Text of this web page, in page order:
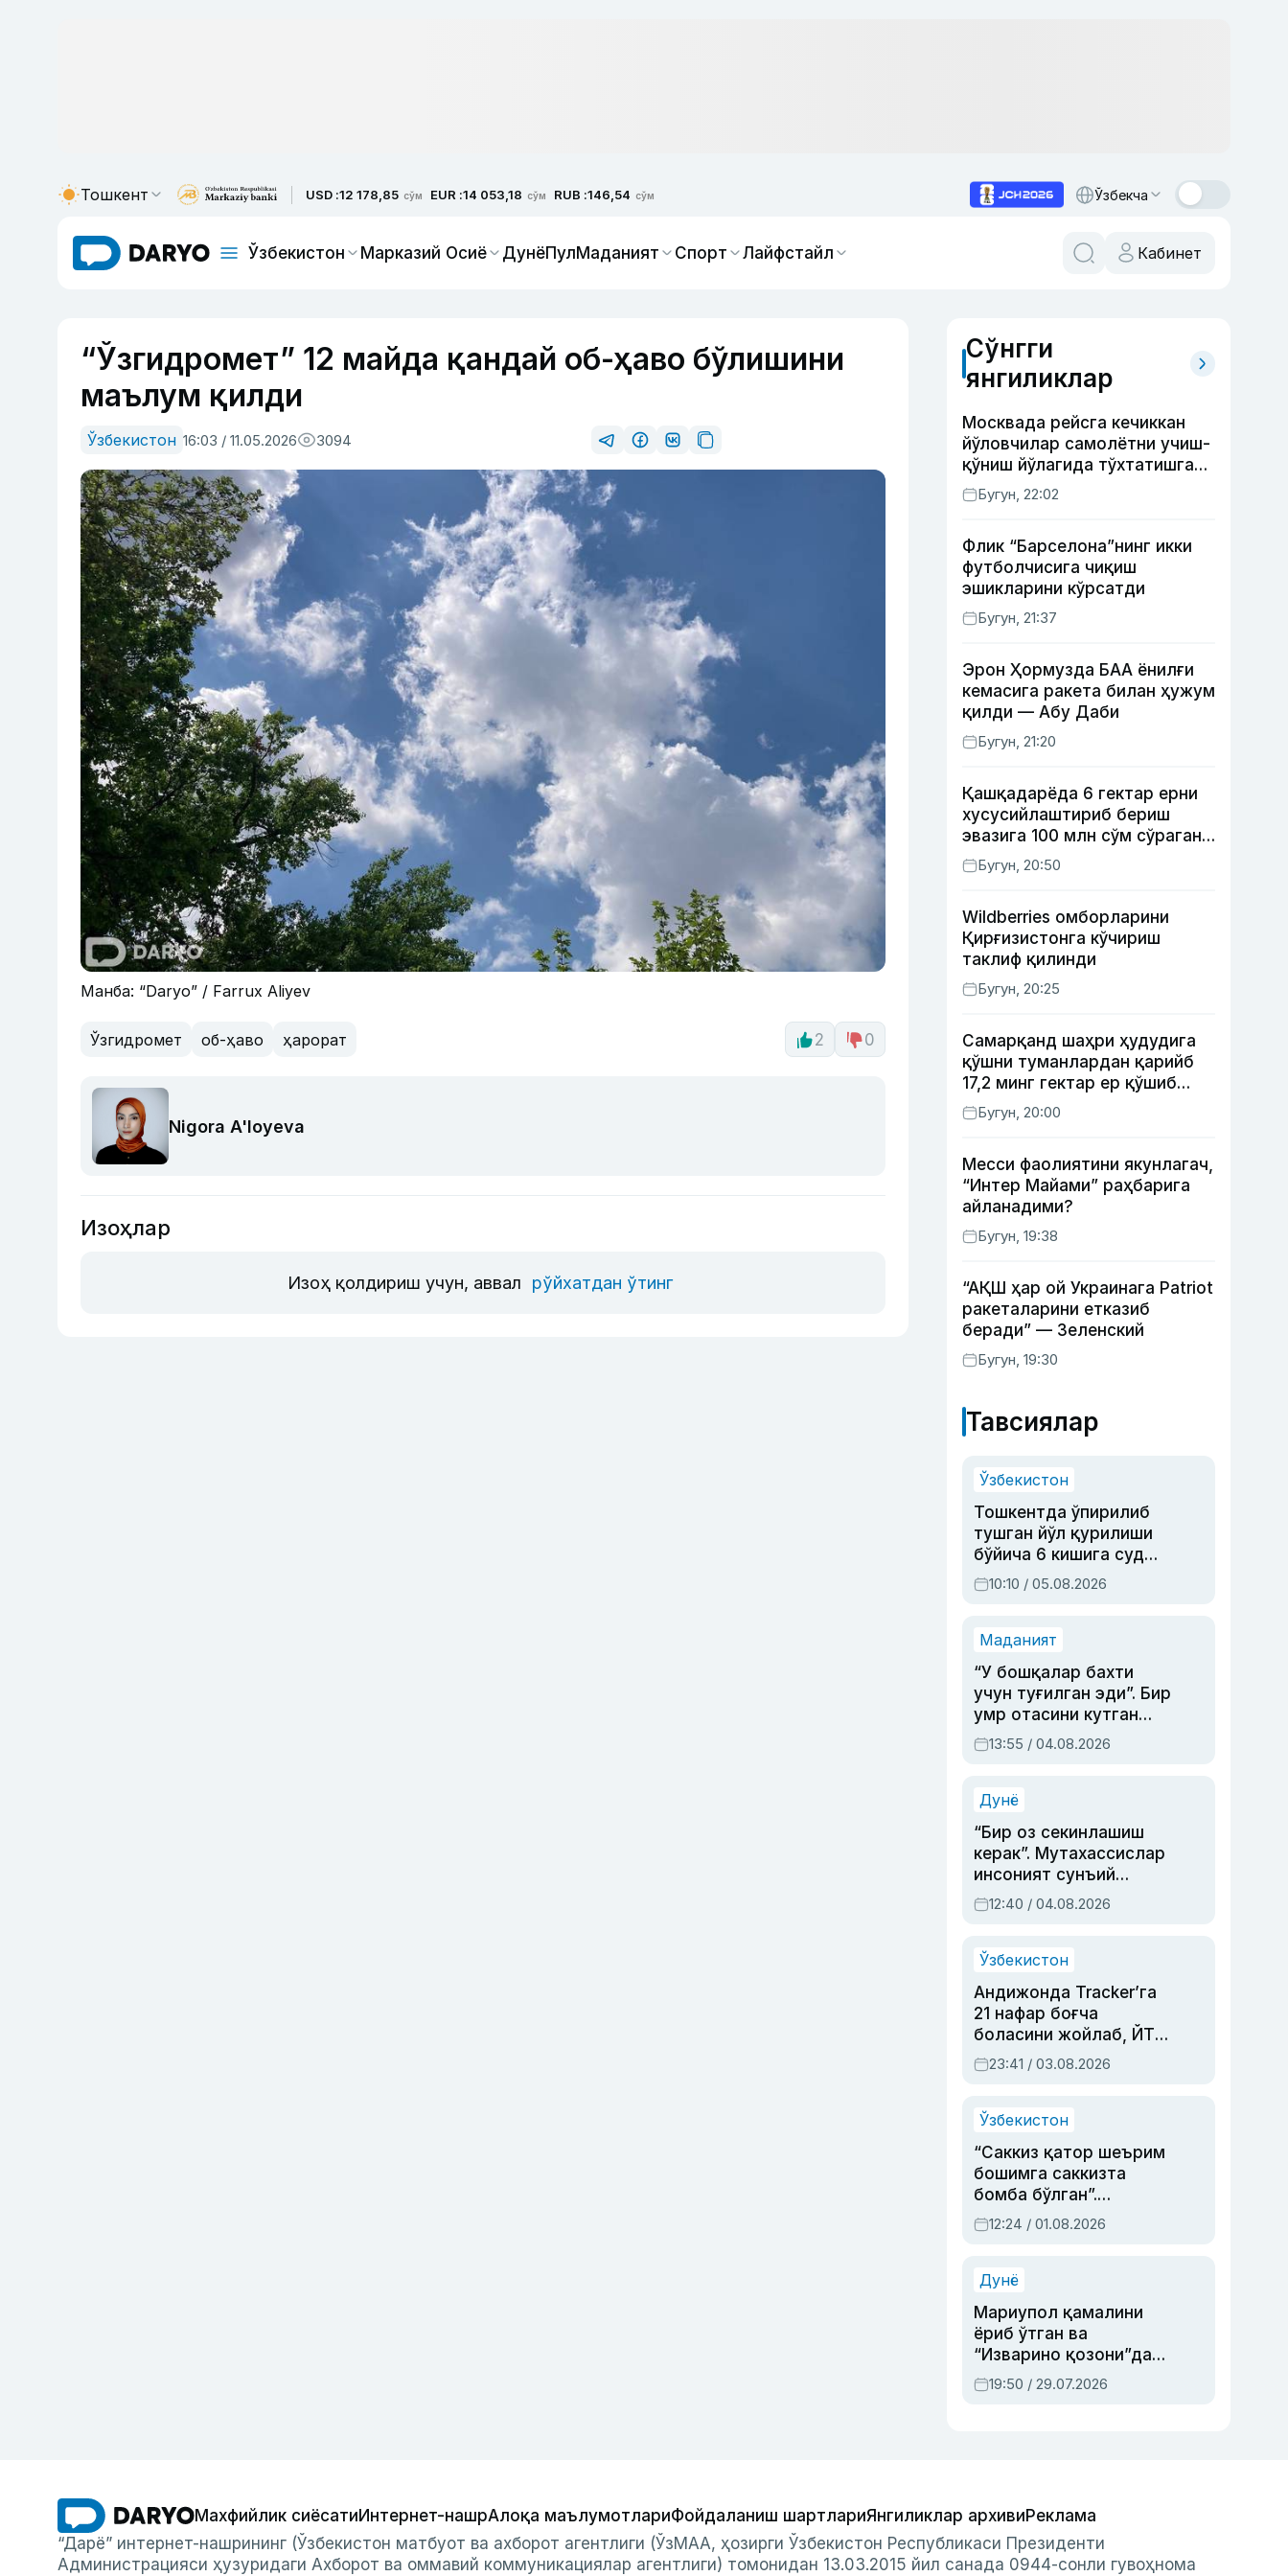
Тошкент USD :12 178,85 сўм EUR :14 053,18 сўм RUB :146,54 сўм Ўзбекча
Ўзбекистон Марказий Осиё ДунёПулМаданият Спорт Лайфстайл Кабинет
“Ўзгидромет” 12 майда қандай об-ҳаво бўлишини
маълум қилди
Ўзбекистон 16:03 / 11.05.2026 3094
Манба: “Daryo” / Farrux Aliyev
Ўзгидромет об-ҳаво ҳарорат 2 0
Nigora A'loyeva
Изоҳлар
Изоҳ қолдириш учун, аввал рўйхатдан ўтинг
Сўнгги
янгиликлар
Москвада рейсга кечиккан
йўловчилар самолётни учиш-
қўниш йўлагида тўхтатишга
уринди (видео)
Бугун, 22:02
Флик “Барселона”нинг икки
футболчисига чиқиш
эшикларини кўрсатди
Бугун, 21:37
Эрон Ҳормузда БАА ёнилғи
кемасига ракета билан ҳужум
қилди — Абу Даби
Бугун, 21:20
Қашқадарёда 6 гектар ерни
хусусийлаштириб бериш
эвазига 100 млн сўм сўраган
шахс ушланди
Бугун, 20:50
Wildberries омборларини
Қирғизистонга кўчириш
таклиф қилинди
Бугун, 20:25
Самарқанд шаҳри ҳудудига
қўшни туманлардан қарийб
17,2 минг гектар ер қўшиб
берилади
Бугун, 20:00
Месси фаолиятини якунлагач,
“Интер Майами” раҳбарига
айланадими?
Бугун, 19:38
“АҚШ ҳар ой Украинага Patriot
ракеталарини етказиб
беради” — Зеленский
Бугун, 19:30
Тавсиялар
Ўзбекистон
Тошкентда ўпирилиб
тушган йўл қурилиши
бўйича 6 кишига суд
ҳукми ўқилди
10:10 / 05.08.2026
Маданият
“У бошқалар бахти
учун туғилган эди”. Бир
умр отасини кутган
актриса ва дубльяж
устаси Римма
синовларга тўла ҳаёти
13:55 / 04.08.2026
Дунё
“Бир оз секинлашиш
керак”. Мутахассислар
инсоният сунъий
интеллектни бошқара
олмай қолишидан
12:40 / 04.08.2026
Ўзбекистон
Андижонда Tracker’га
21 нафар боғча
боласини жойлаб, ЙТҲ
содир этган аёлга суд
ҳукми ўқилди
23:41 / 03.08.2026
Ўзбекистон
“Саккиз қатор шеърим
бошимга саккизта
бомба бўлган”.
Абдулла Ориповни
сиёсий айбловлардан
12:24 / 01.08.2026
Дунё
Мариупол қамалини
ёриб ўтган ва
“Изварино қозони”дан
чиққан қаҳрамон —
Украина армияси бош
19:50 / 29.07.2026
Махфийлик сиёсатиИнтернет-нашрАлоқа маълумотлариФойдаланиш шартлариЯнгиликлар архивиРеклама
“Дарё” интернет-нашрининг (Ўзбекистон матбуот ва ахборот агентлиги (ЎзМАА, ҳозирги Ўзбекистон Республикаси Президенти
Администрацияси ҳузуридаги Ахборот ва оммавий коммуникациялар агентлиги) томонидан 13.03.2015 йил санада 0944-сонли гувоҳнома